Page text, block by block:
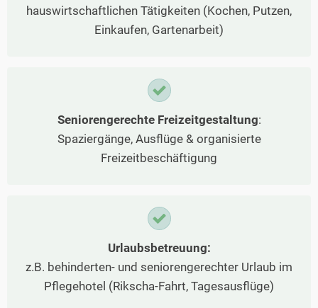
hauswirtschaftlichen Tätigkeiten (Kochen, Putzen,
Einkaufen, Gartenarbeit)
Seniorengerechte Freizeitgestaltung:
Spaziergänge, Ausflüge & organisierte
Freizeitbeschäftigung
Urlaubsbetreuung:
z.B. behinderten- und seniorengerechter Urlaub im
Pflegehotel (Rikscha-Fahrt, Tagesausflüge)